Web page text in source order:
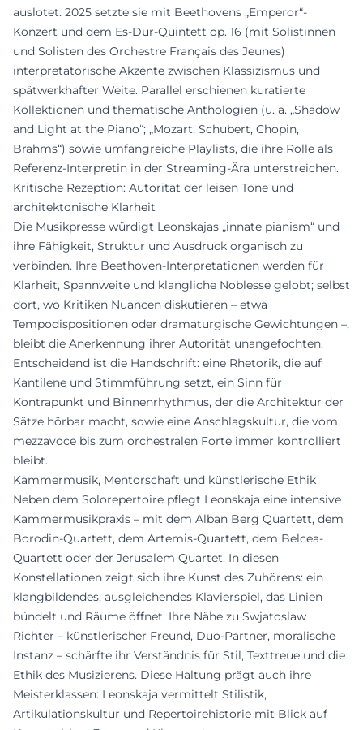
auslotet. 2025 setzte sie mit Beethovens „Emperor“-
Konzert und dem Es-Dur-Quintett op. 16 (mit Solistinnen
und Solisten des Orchestre Français des Jeunes)
interpretatorische Akzente zwischen Klassizismus und
spätwerkhafter Weite. Parallel erschienen kuratierte
Kollektionen und thematische Anthologien (u. a. „Shadow
and Light at the Piano“; „Mozart, Schubert, Chopin,
Brahms“) sowie umfangreiche Playlists, die ihre Rolle als
Referenz-Interpretin in der Streaming-Ära unterstreichen.
Kritische Rezeption: Autorität der leisen Töne und
architektonische Klarheit
Die Musikpresse würdigt Leonskajas „innate pianism“ und
ihre Fähigkeit, Struktur und Ausdruck organisch zu
verbinden. Ihre Beethoven-Interpretationen werden für
Klarheit, Spannweite und klangliche Noblesse gelobt; selbst
dort, wo Kritiken Nuancen diskutieren – etwa
Tempodispositionen oder dramaturgische Gewichtungen –,
bleibt die Anerkennung ihrer Autorität unangefochten.
Entscheidend ist die Handschrift: eine Rhetorik, die auf
Kantilene und Stimmführung setzt, ein Sinn für
Kontrapunkt und Binnenrhythmus, der die Architektur der
Sätze hörbar macht, sowie eine Anschlagskultur, die vom
mezzavoce bis zum orchestralen Forte immer kontrolliert
bleibt.
Kammermusik, Mentorschaft und künstlerische Ethik
Neben dem Solorepertoire pflegt Leonskaja eine intensive
Kammermusikpraxis – mit dem Alban Berg Quartett, dem
Borodin-Quartett, dem Artemis-Quartett, dem Belcea-
Quartett oder der Jerusalem Quartet. In diesen
Konstellationen zeigt sich ihre Kunst des Zuhörens: ein
klangbildendes, ausgleichendes Klavierspiel, das Linien
bündelt und Räume öffnet. Ihre Nähe zu Swjatoslaw
Richter – künstlerischer Freund, Duo-Partner, moralische
Instanz – schärfte ihr Verständnis für Stil, Texttreue und die
Ethik des Musizierens. Diese Haltung prägt auch ihre
Meisterklassen: Leonskaja vermittelt Stilistik,
Artikulationskultur und Repertoirehistorie mit Blick auf